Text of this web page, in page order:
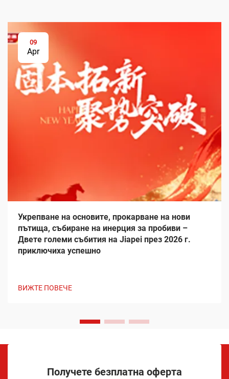
09
Apr
Укрепване на основите, прокарване на нови
пътища, събиране на инерция за пробиви –
Двете големи събития на Jiapei през 2026 г.
приключиха успешно
ВИЖТЕ ПОВЕЧЕ
Получете безплатна оферта